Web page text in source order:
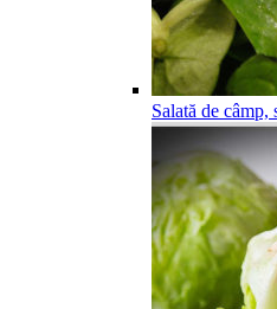
Salată de câmp,